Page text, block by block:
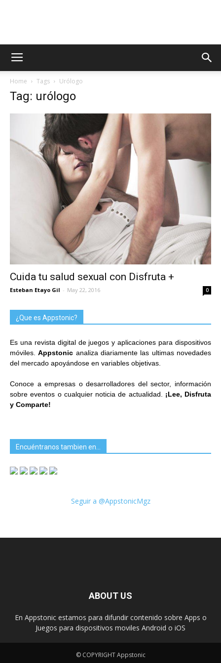
AppsTonic
Home Tags Urólogo
Tag: urólogo
Cuida tu salud sexual con Disfruta +
Esteban Etayo Gil - May 22, 2016 0
¿Que es Appstonic?
Es una revista digital de juegos y aplicaciones para dispositivos
móviles.Appstonic analiza diariamente las ultimas novedades
del mercado apoyándose en variables objetivas.
Conoce a empresas o desarrolladores del sector, información
sobre eventos o cualquier noticia de actualidad. ¡Lee, Disfruta
y Comparte!
Encuéntranos tambien en…
Seguir a @AppstonicMgz
ABOUT US
En Appstonic estamos para difundir contenido sobre Apps o
Juegos para dispositivos moviles Android o iOS
© COPYRIGHT Appstonic